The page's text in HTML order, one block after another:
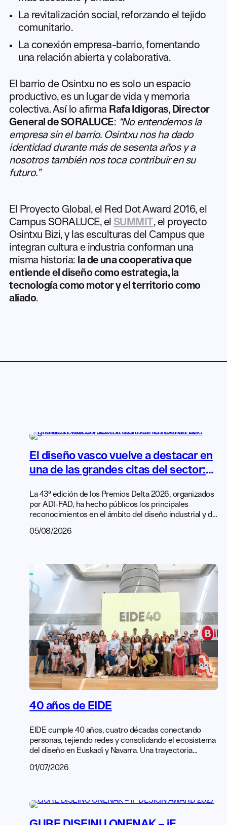
La revitalización social, reforzando el tejido
comunitario.
La conexión empresa-barrio, fomentando
una relación abierta y colaborativa.
El barrio de Osintxu no es solo un espacio
productivo, es un lugar de vida y memoria
colectiva. Así lo afirma Rafa Idigoras, Director
General de SORALUCE: “No entendemos la
empresa sin el barrio. Osintxu nos ha dado
identidad durante más de sesenta años y a
nosotros también nos toca contribuir en su
futuro.”
El Proyecto Global, el Red Dot Award 2016, el
Campus SORALUCE, el SUMMIT, el proyecto
Osintxu Bizi, y las esculturas del Campus que
integran cultura e industria conforman una
misma historia: la de una cooperativa que
entiende el diseño como estrategia, la
tecnología como motor y el territorio como
aliado.
El diseño vasco vuelve a destacar en
una de las grandes citas del sector:
La 43ª edición de los Premios Delta 2026, organizados
por ADI-FAD, ha hecho públicos los principales
reconocimientos en el ámbito del diseño industrial y de
trayectoria, los Delta son uno de los galardones más
funcional, […]
05/08/2026
40 años de EIDE
EIDE cumple 40 años, cuatro décadas conectando
personas, tejiendo redes y consolidando el ecosistema
del diseño en Euskadi y Navarra. Una trayectoria
impulso de quienes han formado parte de la asociación
recorrido […]
01/07/2026